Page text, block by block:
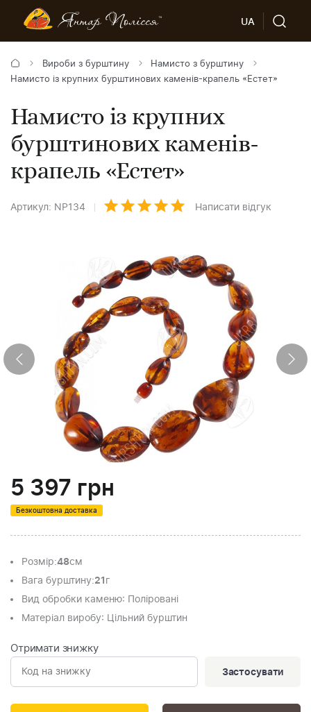
UA
Вироби з бурштину
Намисто з бурштину
Намисто із крупних бурштинових каменів-крапель «Естет»
Намисто із крупних
бурштинових каменів-
крапель «Естет»
Артикул: NP134 Написати відгук
5 397 грн
Безкоштовна доставка
Розмір:48см
Вага бурштину:21 г
Вид обробки каменю: Поліровані
Матеріал виробу: Цільний бурштин
Отримати знижку
Застосувати